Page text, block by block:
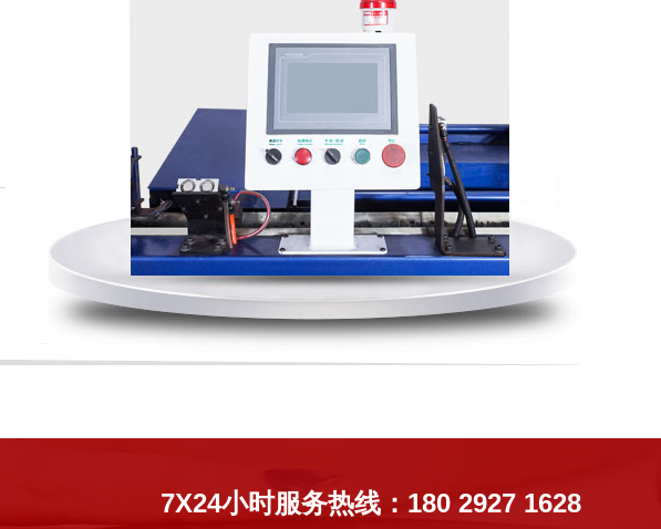
7X24小时服务热线：180 2927 1628